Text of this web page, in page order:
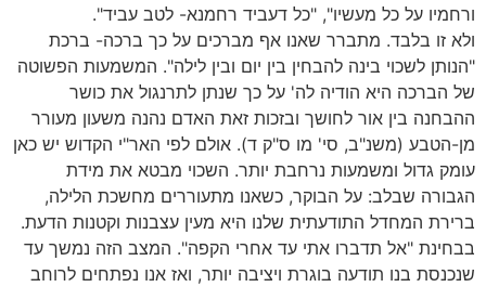
ורחמיו על כל מעשיו", "כל דעביד רחמנא- לטב עביד".
ולא זו בלבד. מתברר שאנו אף מברכים על כך ברכה- ברכת
"הנותן לשכוי בינה להבחין בין יום ובין לילה". המשמעות הפשוטה
של הברכה היא הודיה לה' על כך שנתן לתרנגול את כושר
ההבחנה בין אור לחושך ובזכות זאת האדם נהנה משעון מעורר
מן-הטבע (משנ"ב, סי' מו ס"ק ד). אולם לפי האר"י הקדוש יש כאן
עומק גדול ומשמעות נרחבת יותר. השכוי מבטא את מידת
הגבורה שבלב: על הבוקר, כשאנו מתעוררים מחשכת הלילה,
ברירת המחדל התודעתית שלנו היא מעין עצבנות וקטנות הדעת.
בבחינת "אל תדברו אתי עד אחרי הקפה". המצב הזה נמשך עד
שנכנסת בנו תודעה בוגרת ויציבה יותר, ואז אנו נפתחים לרוחב